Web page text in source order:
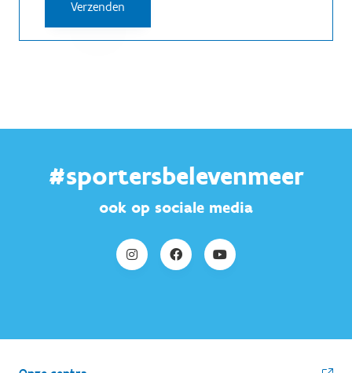
#sportersbelevenmeer
ook op sociale media